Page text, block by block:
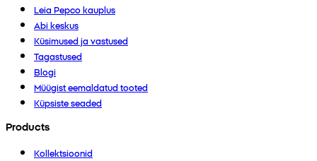
Leia Pepco kauplus
Abi keskus
Küsimused ja vastused
Tagastused
Blogi
Müügist eemaldatud tooted
Küpsiste seaded
Products
Kollektsioonid